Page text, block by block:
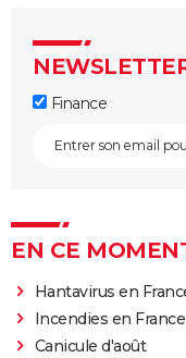
Finance
EN CE
Hantavirus en
Incendies en France
Canicule d'août